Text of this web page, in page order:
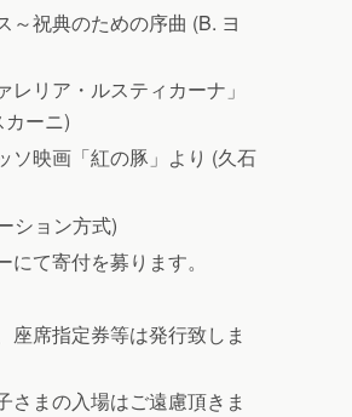
～祝典のための序曲 (B. ヨ
レリア・ルスティカーナ」
カーニ)
ソ映画「紅の豚」より (久石
ション方式)
にて寄付を募ります。
座席指定券等は発行致しま
さまの入場はご遠慮頂きま